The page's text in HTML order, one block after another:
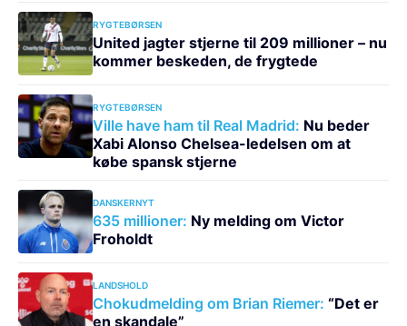
RYGTEBØRSEN
United jagter stjerne til 209 millioner – nu
kommer beskeden, de frygtede
RYGTEBØRSEN
Ville have ham til Real Madrid: Nu beder
Xabi Alonso Chelsea-ledelsen om at
købe spansk stjerne
DANSKERNYT
635 millioner: Ny melding om Victor
Froholdt
LANDSHOLD
Chokudmelding om Brian Riemer: “Det er
en skandale”